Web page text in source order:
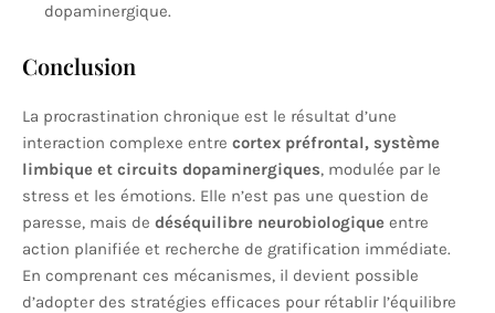
dopaminergique.
Conclusion
La procrastination chronique est le résultat d’une
interaction complexe entre cortex préfrontal, système
limbique et circuits dopaminergiques, modulée par le
stress et les émotions. Elle n’est pas une question de
paresse, mais de déséquilibre neurobiologique entre
action planifiée et recherche de gratification immédiate.
En comprenant ces mécanismes, il devient possible
d’adopter des stratégies efficaces pour rétablir l’équilibre